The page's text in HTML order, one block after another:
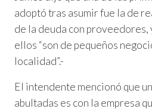
adoptó tras asumir fue la de
de la deuda con proveedores,
ellos “son de pequeños
localidad”.-
El intendente mencionó que
abultadas es con la empresa